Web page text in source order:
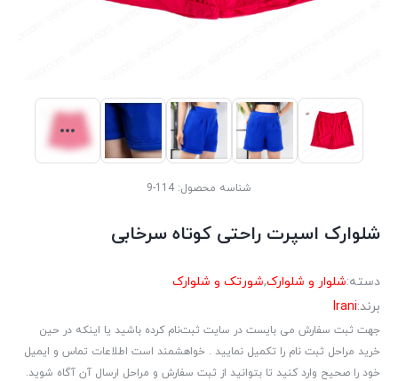
شناسه محصول: 114-9
شلوارک اسپرت راحتی کوتاه سرخابی
دسته:شلوار و شلوارک,شورتک و شلوارک
برند:Irani
جهت ثبت سفارش می بایست در سایت ثبت‌نام کرده باشید یا اینکه در حین
خرید مراحل ثبت نام را تکمیل نمایید . خواهشمند است اطلاعات تماس و ایمیل
خود را صحیح وارد کنید تا بتوانید از ثبت سفارش و مراحل ارسال آن آگاه شوید.